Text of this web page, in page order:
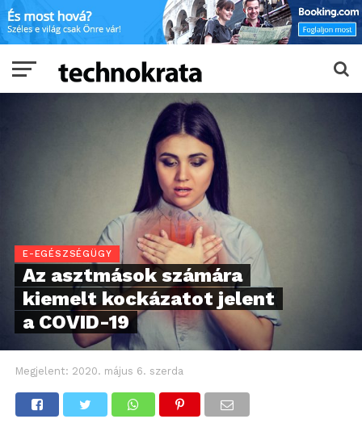
E-EGÉSZSÉGÜGY
Az asztmások számára
kiemelt kockázatot jelent
a COVID-19
Megjelent: 2020. május 6. szerda